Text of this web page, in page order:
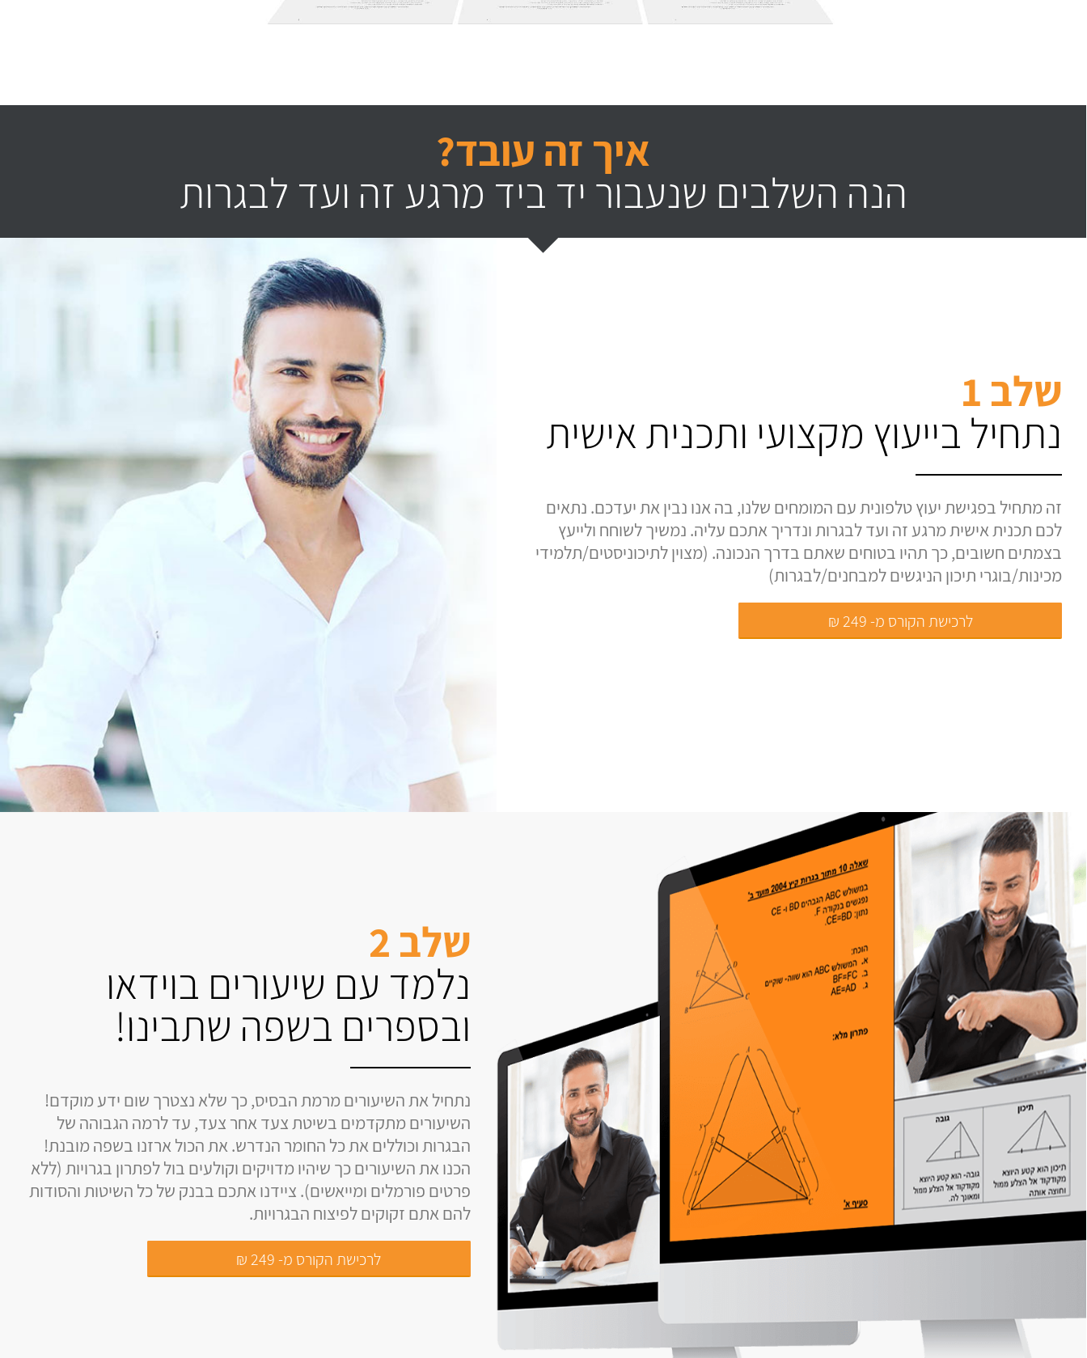
איך זה עובד?
הנה השלבים שנעבור יד ביד מרגע זה ועד לבגרות
שלב 1
נתחיל בייעוץ מקצועי ותכנית אישית
זה מתחיל בפגישת יעוץ טלפונית עם המומחים שלנו, בה אנו נבין את יעדכם. נתאים
לכם תכנית אישית מרגע זה ועד לבגרות ונדריך אתכם עליה. נמשיך לשוחח ולייעץ
בצמתים חשובים, כך תהיו בטוחים שאתם בדרך הנכונה. (מצוין לתיכוניסטים/תלמידי
מכינות/בוגרי תיכון הניגשים למבחנים/לבגרות)
לרכישת הקורס מ- 249 ₪
שלב 2
נלמד עם שיעורים בוידאו
ובספרים בשפה שתבינו!
נתחיל את השיעורים מרמת הבסיס, כך שלא נצטרך שום ידע מוקדם!
השיעורים מתקדמים בשיטת צעד אחר צעד, עד לרמה הגבוהה של
הבגרות וכוללים את כל החומר הנדרש. את הכול ארזנו בשפה מובנת!
הכנו את השיעורים כך שיהיו מדויקים וקולעים בול לפתרון בגרויות (ללא
פרטים פורמלים ומייאשים). ציידנו אתכם בבנק של כל השיטות והסודות
להם אתם זקוקים לפיצוח הבגרויות.
לרכישת הקורס מ- 249 ₪